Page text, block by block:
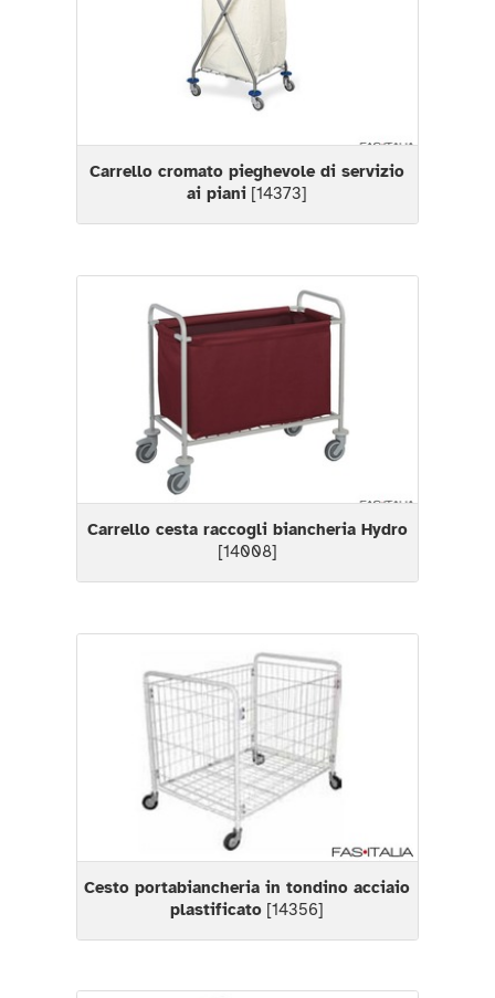
Carrello cromato pieghevole di servizio
ai piani [14373]
Carrello cesta raccogli biancheria Hydro
[14008]
Cesto portabiancheria in tondino acciaio
plastificato [14356]